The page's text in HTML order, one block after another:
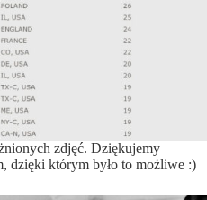
zdjęć. Dziękujemy
, dzięki którym było to możliwe :)